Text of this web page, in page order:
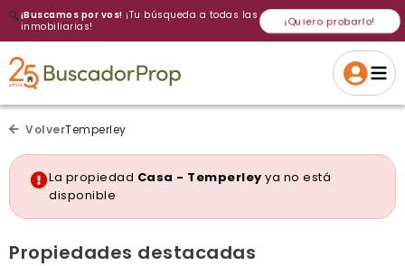
🔍¡Buscamos por vos! ¡Tu búsqueda a todas las
inmobiliarias!
¡Quiero probarlo!
Cancelar Si, eliminar
Gracias
Volver a intentar
VolverTemperley
La propiedad Casa - Temperley ya no está
disponible
Propiedades destacadas